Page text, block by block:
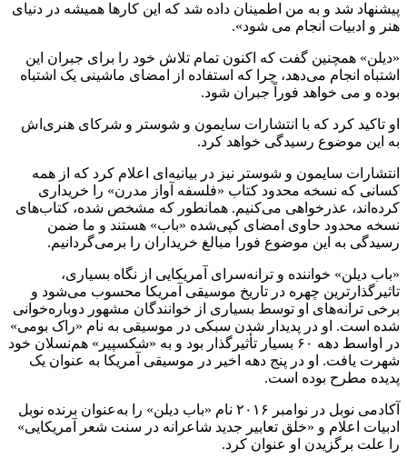
پیشنهاد شد و به من اطمینان داده شد که این کارها همیشه در دنیای
هنر و ادبیات انجام می شود».
«دیلن» همچنین گفت که اکنون تمام تلاش خود را برای جبران این
اشتباه انجام می‌دهد، چرا که استفاده از امضای ماشینی یک اشتباه
بوده و می خواهد فوراً جبران شود.
او تاکید کرد که با انتشارات سایمون و شوستر و شرکای هنری‌اش
به این موضوع رسیدگی خواهد کرد.
انتشارات سایمون و شوستر نیز در بیانیه‌ای اعلام کرد که از همه
کسانی که نسخه محدود کتاب «فلسفه آواز مدرن» را خریداری
کرده‌اند، عذرخواهی می‌کنیم. همانطور که مشخص شده، کتاب‌های
نسخه محدود حاوی امضای کپی‌شده «باب» هستند و ما ضمن
رسیدگی به این موضوع فورا مبالغ خریداران را برمی‌گردانیم.
«باب دیلن» خواننده و ترانه‌سرای آمریکایی از نگاه بسیاری،
تاثیرگذارترین چهره در تاریخ موسیقی آمریکا محسوب می‌شود و
برخی ترانه‌های او توسط بسیاری از خوانندگان مشهور دوباره‌خوانی
شده است. او در پدیدار شدن سبکی در موسیقی به نام «راک بومی»
در اواسط دهه ۶۰ بسیار تأثیرگذار بود و به «شکسپیر» هم‌نسلان خود
شهرت یافت. او در پنج دهه اخیر در موسیقی آمریکا به عنوان یک
پدیده مطرح بوده است.
آکادمی نوبل در نوامبر ۲۰۱۶ نام «باب دیلن» را به‌عنوان برنده نوبل
ادبیات اعلام و «خلق تعابیر جدید شاعرانه در سنت شعر آمریکایی»
را علت برگزیدن او عنوان کرد.